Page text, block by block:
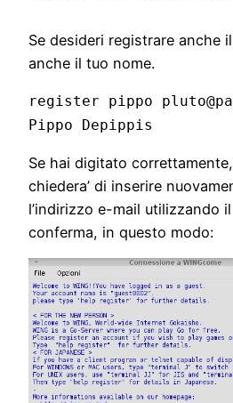
Se desideri registrare anche
anche il tuo nome.
register pippo
Pippo Depippis
Se hai digitato
chiedera’ di inserire
l’indirizzo e-mail utilizzando
conferma, in questo modo: